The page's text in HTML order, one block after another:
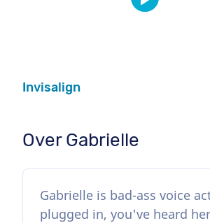
Invisalign
Over Gabrielle
Gabrielle is bad-ass voice
plugged in, you've heard